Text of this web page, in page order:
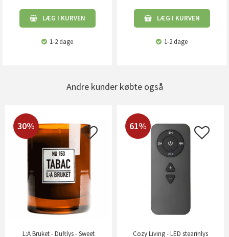
LÆG I KURVEN
1-2 dage
LÆG I KURVEN
1-2 dage
Andre kunder købte også
30%
L:A Bruket - Duftlys - Sweet
61%
Cozy Living - LED stearinlys